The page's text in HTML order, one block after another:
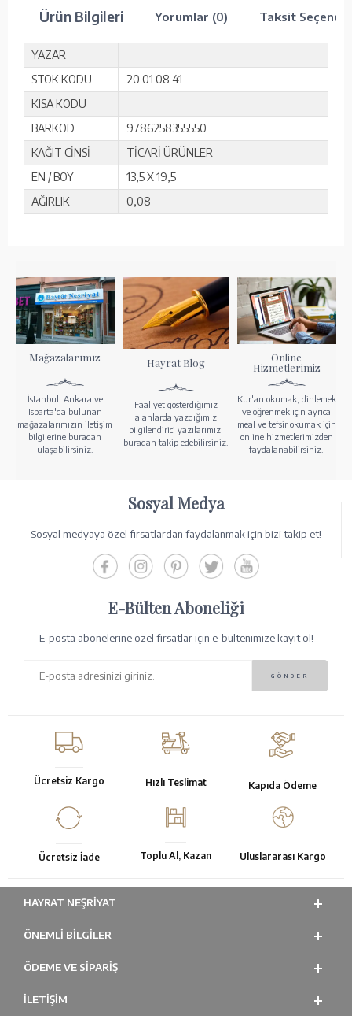
Ürün Bilgileri Yorumlar (0) Taksit
YAZAR
STOK KODU
20 01 08 41
KISA KODU
BARKOD
9786258355550
KAĞIT CİNSİ
TİCARİ ÜRÜNLER
EN / BOY
13,5 X 19,5
AĞIRLIK
0,08
Mağazalarımız
İstanbul, Ankara ve
Isparta'da bulunan
mağazalarımızın iletişim
bilgilerine buradan
ulaşabilirsiniz.
Hayrat Blog
Faaliyet gösterdiğimiz
alanlarda yazdığımız
bilgilendirici yazılarımızı
buradan takip edebilirsiniz.
Online
Hizmetlerimiz
Kur'an okumak, dinlemek
ve öğrenmek için ayrıca
meal ve tefsir okumak için
online hizmetlerimizden
faydalanabilirsiniz.
Sosyal Medya
Sosyal medyaya özel fırsatlardan faydalanmak için bizi takip et!
E-Bülten Aboneliği
E-posta abonelerine özel fırsatlar için e-bültenimize kayıt ol!
Ücretsiz Kargo Hızlı Teslimat Kapıda Ödeme
Ücretsiz İade Toplu Al, Kazan Uluslararası Kargo
HAYRAT NEŞRIYAT
ÖNEMLI BILGILER
ÖDEME VE SİPARİŞ
İLETİŞİM